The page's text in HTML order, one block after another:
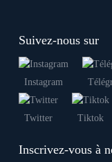
Suivez-nous sur
Instagram
Twitter Tiktok
Inscrivez-vous à